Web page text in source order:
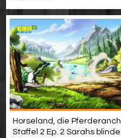
Horseland, die Pferderanch
Staffel 2 Ep. 2 Sarahs blinde